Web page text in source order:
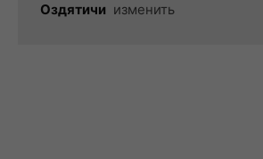
Оздятичи изменить